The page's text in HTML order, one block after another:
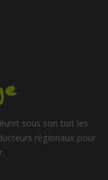
sous son toit les
régionaux pour